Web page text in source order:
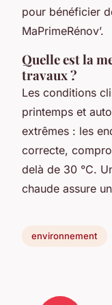
pour bénéficier
MaPrimeRénov’.
Quelle est la
travaux ?
Les conditions
printemps et
extrêmes : les
correcte,
delà de 30 °C.
chaude assure
environnement